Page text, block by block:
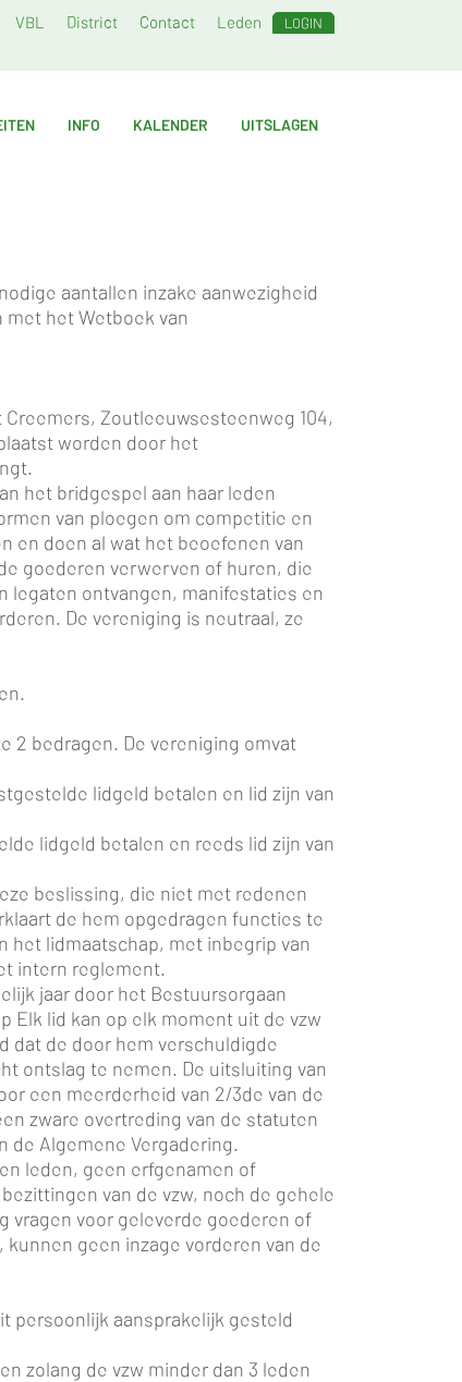
VBL District Contact Leden LOGIN
INFO KALENDER UITSLAGEN
aantallen inzake aanwezigheid
het Wetboek van
Zoutleeuwsesteenweg 104,
worden door het
het bridgespel aan haar leden
van ploegen om competitie en
en doen al wat het beoefenen van
goederen verwerven of huren, die
legaten ontvangen, manifestaties en
De vereniging is neutraal, ze
2 bedragen. De vereniging omvat
lidgeld betalen en lid zijn van
lidgeld betalen en reeds lid zijn van
beslissing, die niet met redenen
de hem opgedragen functies te
het lidmaatschap, met inbegrip van
intern reglement.
jaar door het Bestuursorgaan
Elk lid kan op elk moment uit de vzw
dat de door hem verschuldigde
ontslag te nemen. De uitsluiting van
een meerderheid van 2/3de van de
zware overtreding van de statuten
de Algemene Vergadering.
leden, geen erfgenamen of
van de vzw, noch de gehele
vragen voor geleverde goederen of
geen inzage vorderen van de
persoonlijk aansprakelijk gesteld
zolang de vzw minder dan 3 leden